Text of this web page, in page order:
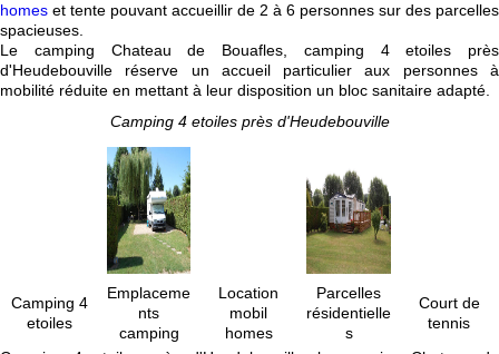
homes et tente pouvant accueillir de 2 à 6 personnes sur des parcelles
spacieuses.
Le camping Chateau de Bouafles, camping 4 etoiles près
d'Heudebouville réserve un accueil particulier aux personnes à
mobilité réduite en mettant à leur disposition un bloc sanitaire adapté.
Camping 4 etoiles près d'Heudebouville
Camping 4
etoiles
Emplaceme
nts
camping
Location
mobil
homes
Parcelles
résidentielle
s
Court de
tennis